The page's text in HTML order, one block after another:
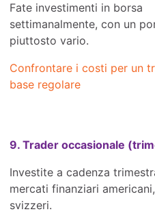
Fate investimenti in borsa
settimanalmente, con un
piuttosto vario.
Confrontare i costi per un
base regolare
9. Trader occasionale
Investite a cadenza
mercati finanziari
svizzeri.